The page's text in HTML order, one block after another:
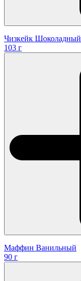
Чизкейк Шоколадный
103 г
Маффин Ванильный
90 г